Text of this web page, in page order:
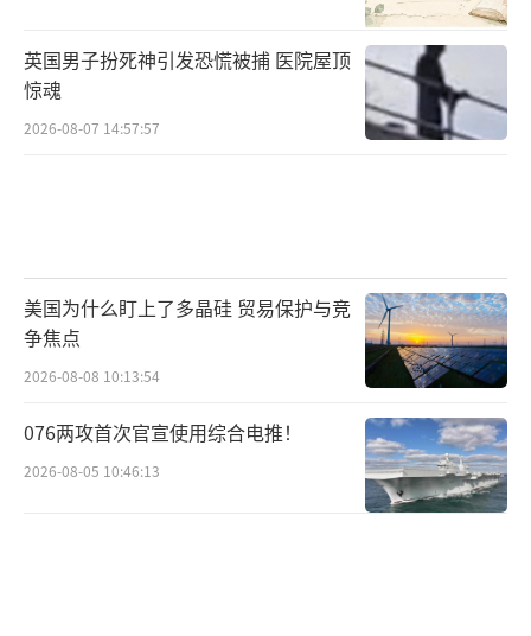
英国男子扮死神引发恐慌被捕 医院屋顶
惊魂
2026-08-07 14:57:57
美国为什么盯上了多晶硅 贸易保护与竞
争焦点
2026-08-08 10:13:54
076两攻首次官宣使用综合电推！
2026-08-05 10:46:13